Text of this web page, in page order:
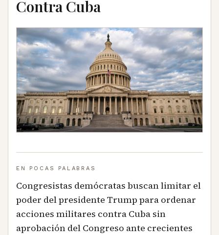
Contra Cuba
EN POCAS PALABRAS
Congresistas demócratas buscan limitar el
poder del presidente Trump para ordenar
acciones militares contra Cuba sin
aprobación del Congreso ante crecientes